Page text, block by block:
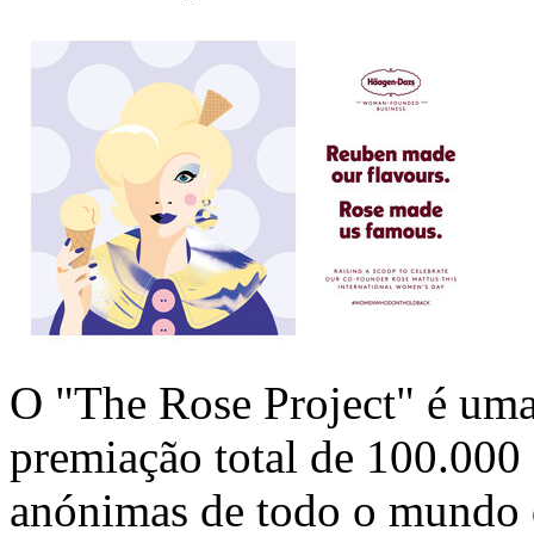
O "The Rose Project" é
premiação total de
anónimas de todo o mundo